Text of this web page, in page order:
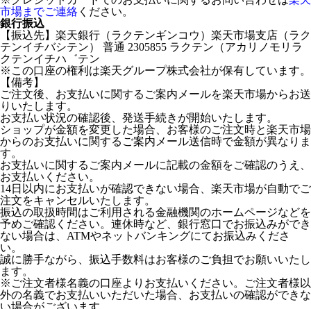
市場までご連絡 ください。
銀行振込
【振込先】楽天銀行（ラクテンギンコウ）楽天市場支店（ラク
テンイチバシテン） 普通 2305855 ラクテン（アカリノモリラ
クテンイチハ゛テン
※この口座の権利は楽天グループ株式会社が保有しています。
【備考】
ご注文後、お支払いに関するご案内メールを楽天市場からお送
りいたします。
お支払い状況の確認後、発送手続きが開始いたします。
ショップが金額を変更した場合、お客様のご注文時と楽天市場
からのお支払いに関するご案内メール送信時で金額が異なりま
す。
お支払いに関するご案内メールに記載の金額をご確認のうえ、
お支払いください。
14日以内にお支払いが確認できない場合、楽天市場が自動でご
注文をキャンセルいたします。
振込の取扱時間はご利用される金融機関のホームページなどを
予めご確認ください。連休時など、銀行窓口でお振込みができ
ない場合は、ATMやネットバンキングにてお振込みくださ
い。
誠に勝手ながら、振込手数料はお客様のご負担でお願いいたし
ます。
※ご注文者様名義の口座よりお支払いください。ご注文者様以
外の名義でお支払いいただいた場合、お支払いの確認ができな
い場合がございます。